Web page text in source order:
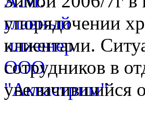
упорядочении
клиентами.
сотрудников в
увеличившийся